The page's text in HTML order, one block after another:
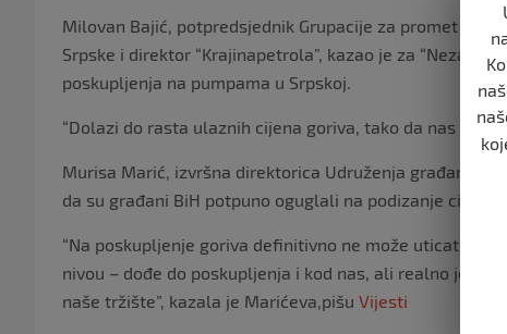
Milovan Bajić, potpredsjednik Grupacije za promet
Srpske i direktor “Krajinapetrola”, kazao je za
poskupljenja na pumpama u Srpskoj.
“Dolazi do rasta ulaznih cijena goriva, tako da nas
Murisa Marić, izvršna direktorica Udruženja građana
da su građani BiH potpuno oguglali na podizanje cijena,
“Na poskupljenje goriva definitivno ne može uticati
nivou – dođe do poskupljenja i kod nas, ali realno je da
naše tržište”, kazala je Marićeva,pišu Vijesti